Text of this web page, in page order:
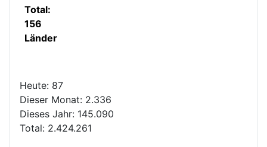
Total:
156
Länder
Heute: 87
Dieser Monat: 2.336
Dieses Jahr: 145.090
Total: 2.424.261